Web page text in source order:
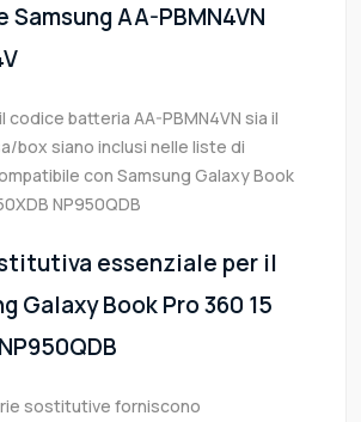
AA-PBMN4VN
codice batteria AA-PBMN4VN sia il
box siano inclusi nelle liste di
con Samsung Galaxy Book
NP950QDB
essenziale per il
Galaxy Book Pro 360 15
sostitutive forniscono